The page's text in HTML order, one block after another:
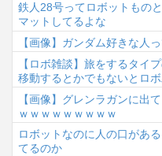
鉄人28号ってロボットもの
マットしてるよな
【画像】ガンダム好きな人
【ロボ雑談】旅をするタイ
移動するとかでもないとロ
【画像】グレンラガンに出
ｗｗｗｗｗｗｗｗｗ
ロボットなのに人の口があ
てるのか